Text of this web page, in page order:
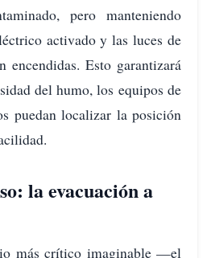
pero manteniendo
activado y las luces de
encendidas. Esto garantizará
del humo, los equipos de
puedan localizar la posición
la evacuación a
más crítico imaginable —el